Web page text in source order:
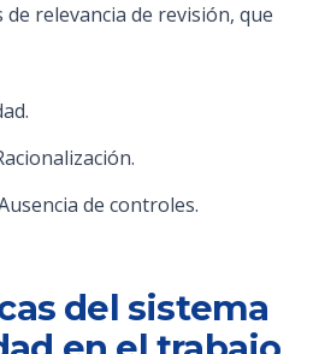
relevancia de revisión, que
de controles.
del sistema